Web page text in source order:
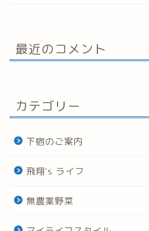
最近のコメント
カテゴリー
下宿のご案内
飛翔's ライフ
無農薬野菜